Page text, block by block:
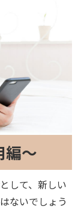
編～
して、新しい
ないでしょう